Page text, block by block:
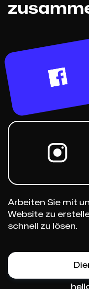
Arbeiten Sie mit
Website zu
schnell zu lösen.